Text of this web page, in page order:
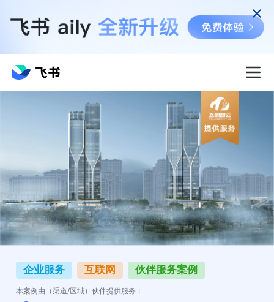
企业服务 互联网 伙伴服务案例
本案例由（渠道/区域）伙伴提供服务：